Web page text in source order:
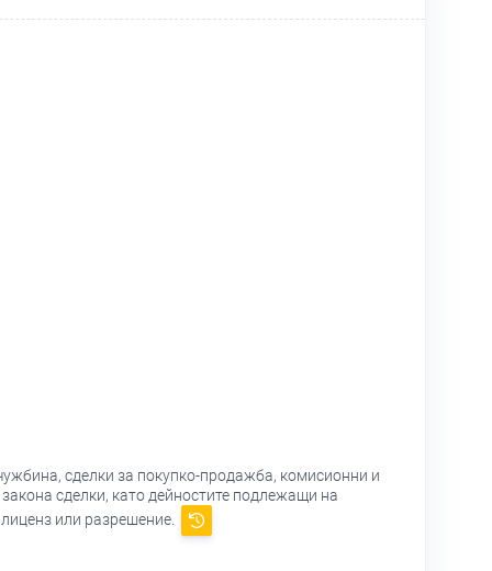
сделки за покупко-продажба, комисионни и
сделки, като дейностите подлежащи на
или разрешение.